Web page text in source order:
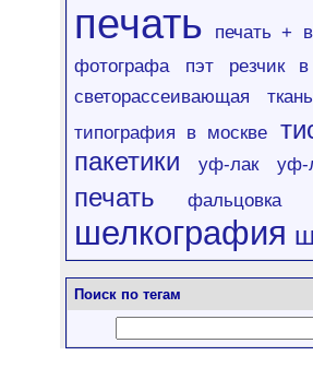
печать
печать +
фотографа
пэт
резчик
светорассеивающая ткань
типография в москве
пакетики
уф-лак уф-
печать фальцовка
шелкография
Поиск по тегам